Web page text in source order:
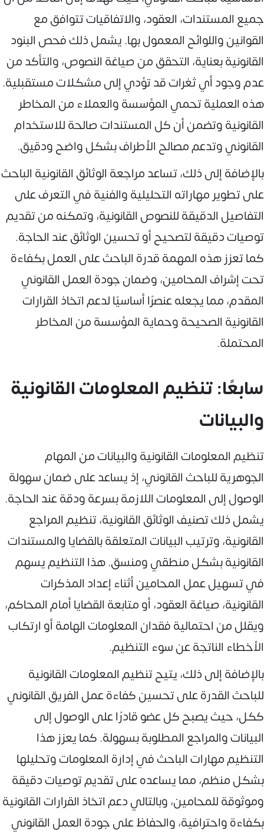
جميع المستندات، العقود، والاتفاقيات تتوافق مع
القوانين واللوائح المعمول بها. يشمل ذلك فحص البنود
القانونية بعناية، التحقق من صياغة النصوص، والتأكد من
عدم وجود أي ثغرات قد تؤدي إلى مشكلات مستقبلية.
هذه العملية تحمي المؤسسة والعملاء من المخاطر
القانونية وتضمن أن كل المستندات صالحة للاستخدام
القانوني وتدعم مصالح الأطراف بشكل واضح ودقيق.
بالإضافة إلى ذلك، تساعد مراجعة الوثائق القانونية الباحث
على تطوير مهاراته التحليلية والفنية في التعرف على
التفاصيل الدقيقة للنصوص القانونية، وتمكنه من تقديم
توصيات دقيقة لتصحيح أو تحسين الوثائق عند الحاجة.
كما تعزز هذه المهمة قدرة الباحث على العمل بكفاءة
تحت إشراف المحامين، وضمان جودة العمل القانوني
المقدم، مما يجعله عنصرًا أساسيًا لدعم اتخاذ القرارات
القانونية الصحيحة وحماية المؤسسة من المخاطر
المحتملة.
سابعًا: تنظيم المعلومات القانونية
والبيانات
تنظيم المعلومات القانونية والبيانات من المهام
الجوهرية للباحث القانوني، إذ يساعد على ضمان سهولة
الوصول إلى المعلومات اللازمة بسرعة ودقة عند الحاجة.
يشمل ذلك تصنيف الوثائق القانونية، تنظيم المراجع
القانونية، وترتيب البيانات المتعلقة بالقضايا والمستندات
القانونية بشكل منطقي ومنسق. هذا التنظيم يسهم
في تسهيل عمل المحامين أثناء إعداد المذكرات
القانونية، صياغة العقود، أو متابعة القضايا أمام المحاكم،
ويقلل من احتمالية فقدان المعلومات الهامة أو ارتكاب
الأخطاء الناتجة عن سوء التنظيم.
بالإضافة إلى ذلك، يتيح تنظيم المعلومات القانونية
للباحث القدرة على تحسين كفاءة عمل الفريق القانوني
ككل، حيث يصبح كل عضو قادرًا على الوصول إلى
البيانات والمراجع المطلوبة بسهولة. كما يعزز هذا
التنظيم مهارات الباحث في إدارة المعلومات وتحليلها
بشكل منظم، مما يساعده على تقديم توصيات دقيقة
وموثوقة للمحامين، وبالتالي دعم اتخاذ القرارات القانونية
بكفاءة واحترافية، والحفاظ على جودة العمل القانوني